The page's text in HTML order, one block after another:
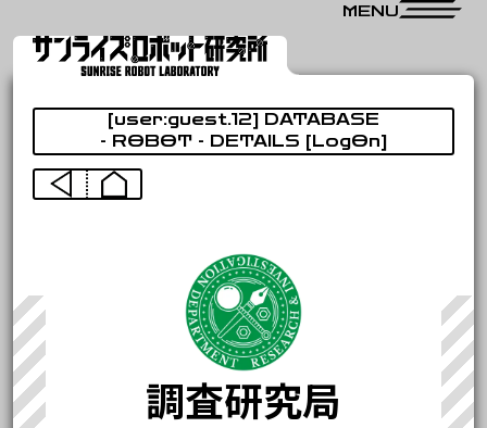
MENU
ROBOT
機体情報局
VIDEO
RESEARCH
調査研究局
CLOSE
[user:guest.12] DATABASE
- ROBOT - DETAILS [LogOn]
調査研究局